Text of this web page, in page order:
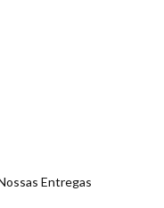
Entregas